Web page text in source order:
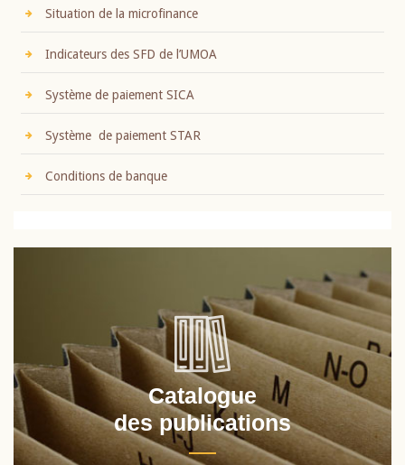
Situation de la microfinance
Indicateurs des SFD de l’UMOA
Système de paiement SICA
Système de paiement STAR
Conditions de banque
Catalogue
des publications